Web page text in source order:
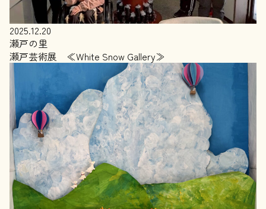
2025.12.20
瀬戸の里
瀬戸芸術展 ≪White Snow Gallery≫